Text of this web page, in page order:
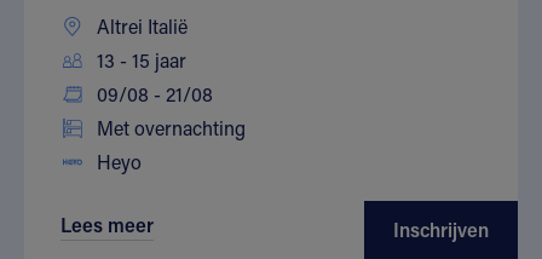
Altrei Italië
13 - 15 jaar
09/08 - 21/08
Met overnachting
Heyo
Lees meer Inschrijven